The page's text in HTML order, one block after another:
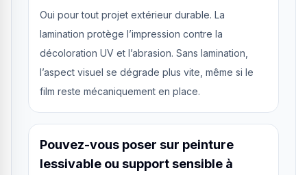
Oui pour tout projet extérieur durable. La
lamination protège l’impression contre la
décoloration UV et l’abrasion. Sans lamination,
l’aspect visuel se dégrade plus vite, même si le
film reste mécaniquement en place.
Pouvez-vous poser sur peinture
lessivable ou support sensible à